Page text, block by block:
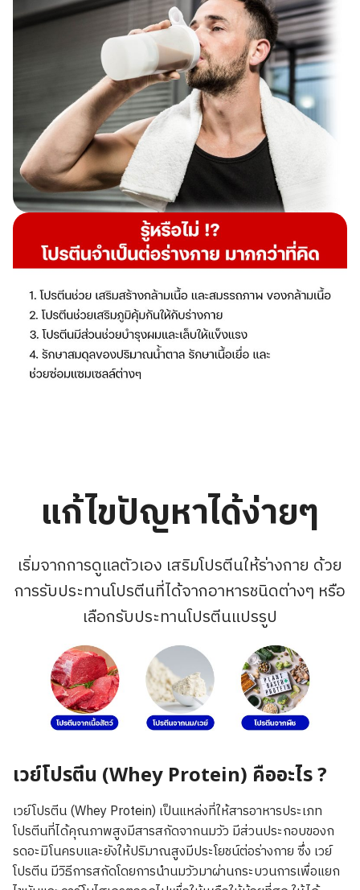
แก้ไขปัญหาได้ง่ายๆ
เริ่มจากการดูแลตัวเอง เสริมโปรตีนให้ร่างกาย ด้วย
การรับประทานโปรตีนที่ได้จากอาหารชนิดต่างๆ หรือ
เลือกรับประทานโปรตีนแปรรูป
เวย์โปรตีน (Whey Protein) คืออะไร ?
เวย์โปรตีน (Whey Protein) เป็นแหล่งที่ให้สารอาหารประเภท
โปรตีนที่ได้คุณภาพสูงมีสารสกัดจากนมวัว มีส่วนประกอบของก
รดอะมิโนครบและยังให้ปริมาณสูงมีประโยชน์ต่อร่างกาย ซึ่ง เวย์
โปรตีน มีวิธีการสกัดโดยการนำนมวัวมาผ่านกระบวนการเพื่อแยก